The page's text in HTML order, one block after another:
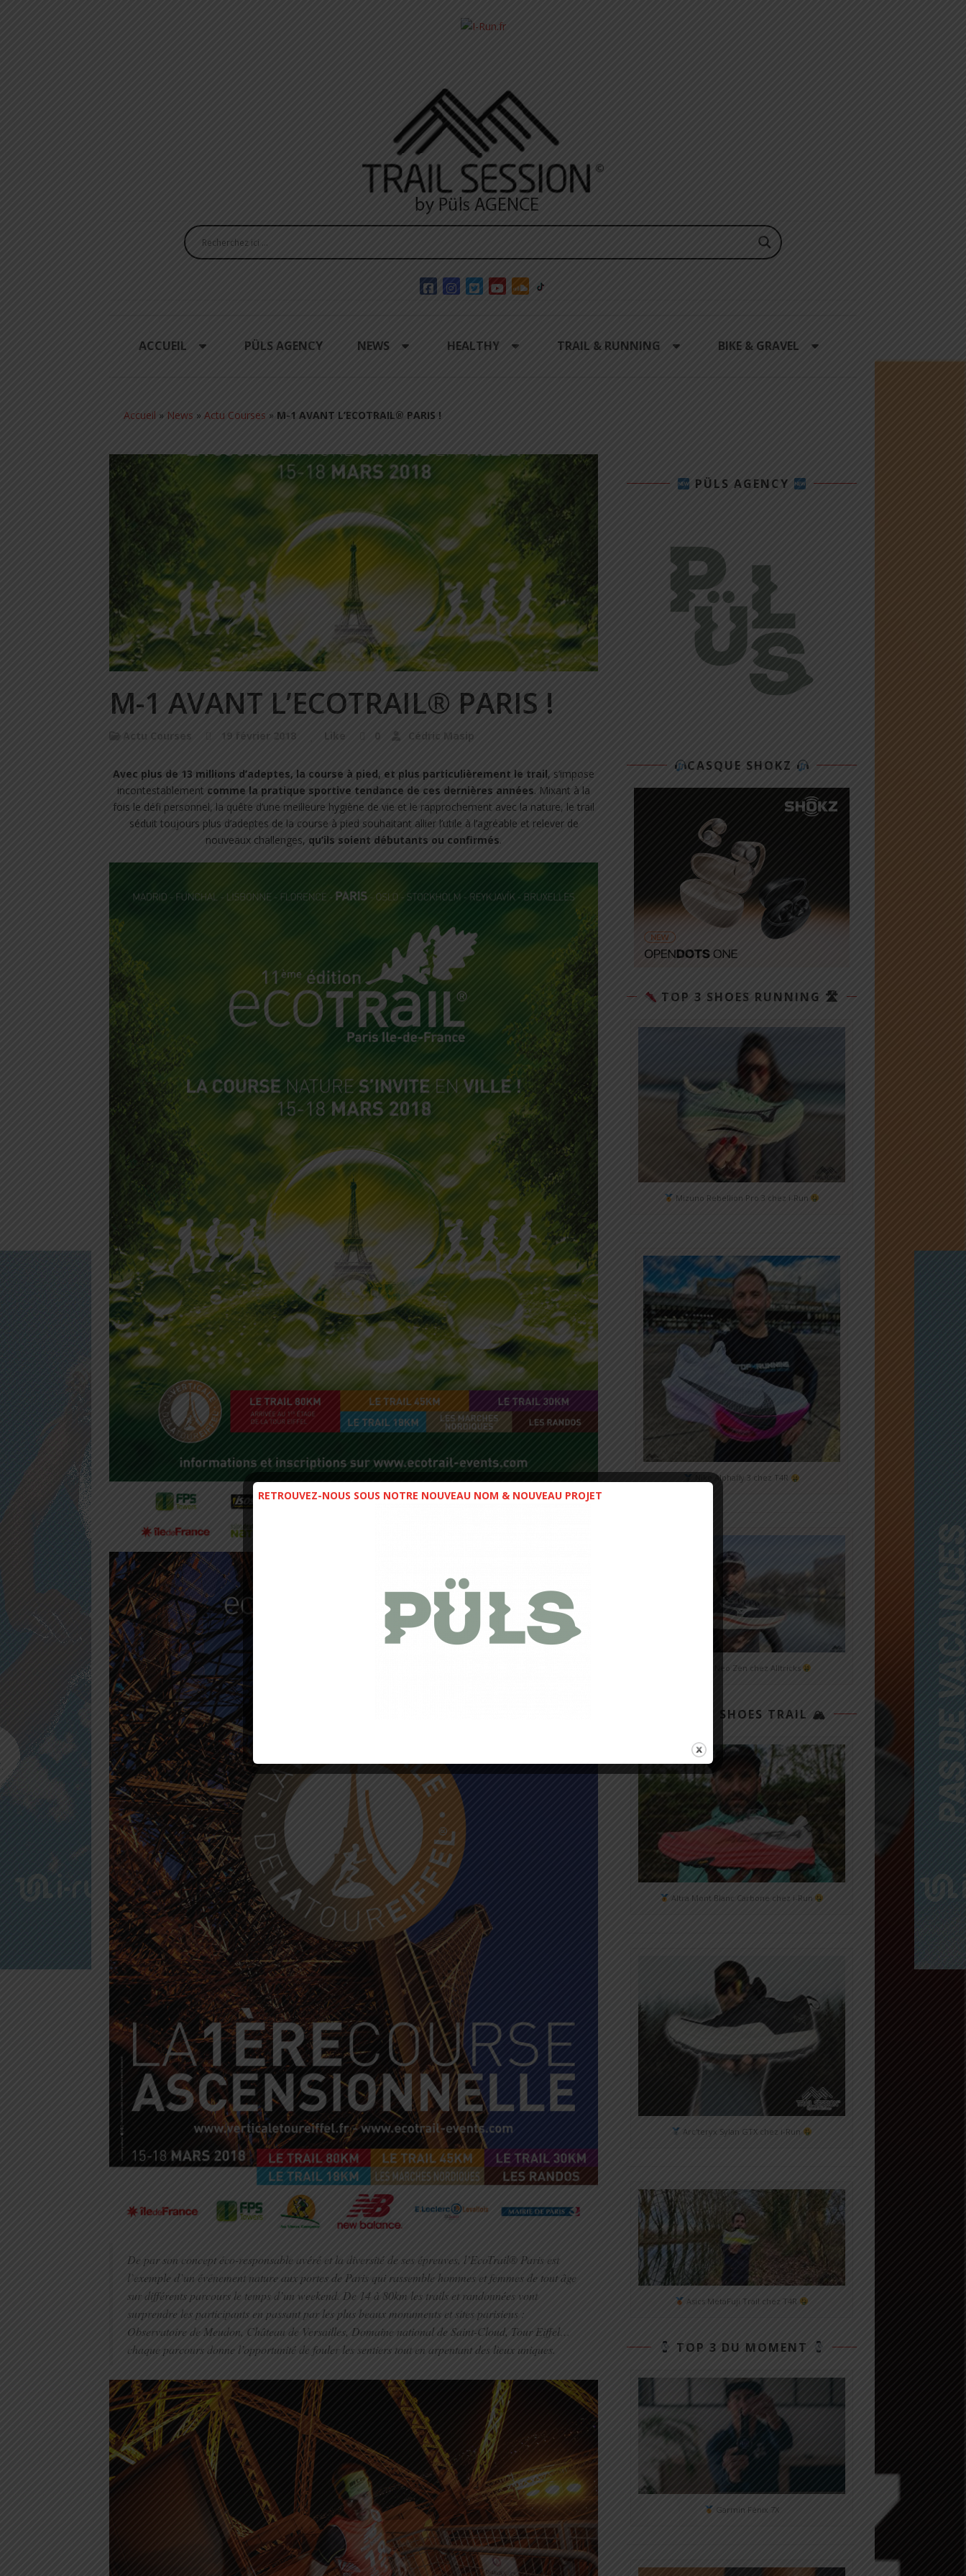
ACCUEIL PÜLS AGENCY NEWS HEALTHY TRAIL & RUNNING BIKE & GRAVEL
Accueil » News » Actu Courses » M-1 AVANT L’ECOTRAIL® PARIS !
M-1 AVANT L’ECOTRAIL® PARIS !
Actu Courses 19 février 2018 Like 0 Cédric Masip
Avec plus de 13 millions d’adeptes, la course à pied, et plus particulièrement le trail, s’impose
incontestablement comme la pratique sportive tendance de ces dernières années. Mixant à la
fois le défi personnel, la quête d’une meilleure hygiène de vie et le rapprochement avec la nature, le trail
séduit toujours plus d’adeptes de la course à pied souhaitant allier l’utile à l’agréable et relever de
nouveaux challenges, qu’ils soient débutants ou confirmés.
De par son concept éco-responsable avéré et la diversité de ses épreuves, l’EcoTrail® Paris est
l’exemple d’un événement nature aux portes de Paris qui rassemble hommes et femmes de tout âge
sur différents parcours le temps d’un weekend. De 14 à 80km les trails et randonnées vont
surprendre les participants en passant par les plus beaux monuments et sites parisiens :
Observatoire de Meudon, Château de Versailles, Domaine national de Saint-Cloud, Tour Eiffel…
chaque parcours donne l’opportunité de fouler les sentiers tout en arpentant des lieux uniques.
PÜLS AGENCY
CASQUE SHOKZ
TOP 3 SHOES RUNNING 🛣
Mizuno Rebellion Pro 3 chez i-Run
Nike Alphafly 3 chez T4R
Mizuno Neo Zen chez Alltricks
TOP 3 SHOES TRAIL 🏔
Altra Mont Blanc Carbone chez i-Run
Arc'teryx Sylan GTX chez i-Run
Asics MetaFuji Trail chez T4R
TOP 3 DU MOMENT
Garmin Fénix 7X
RETROUVEZ-NOUS SOUS NOTRE NOUVEAU NOM & NOUVEAU PROJET